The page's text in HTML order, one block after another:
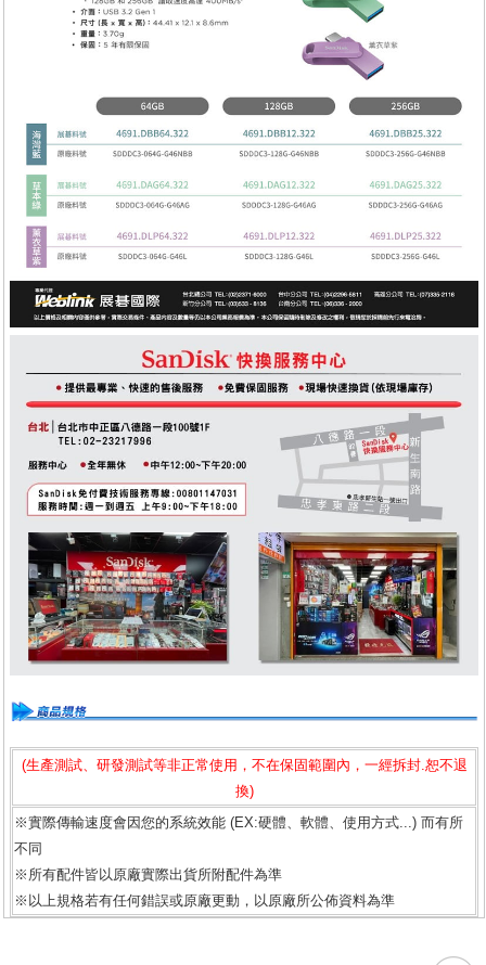
(生產測試、研發測試等非正常使用，不在保固範圍內，一經拆封.恕不退
換)
※實際傳輸速度會因您的系統效能 (EX:硬體、軟體、使用方式...) 而有所
不同
※所有配件皆以原廠實際出貨所附配件為準
※以上規格若有任何錯誤或原廠更動，以原廠所公佈資料為準